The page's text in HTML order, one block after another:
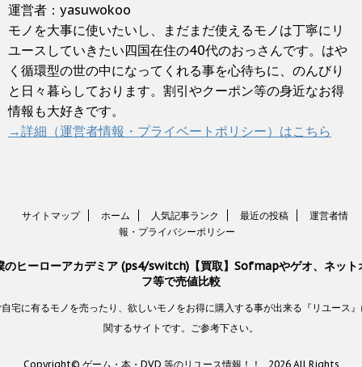
運営者：yasuwokoo
モノを大事に使いたいし、まだまだ使えるモノは丁寧にリ
ユースしていきたい四国在住の40代のおっさんです。はや
く循環型の世の中になってくれる事を心待ちに、のんびり
と日々暮らしております。割引やクーポン等の身近なお得
情報も大好きです。
→詳細（運営者情報・プライベートポリシー）はこちら
サイトマップ ホーム 人気記事ランク 最近の投稿
運営者情
報・プライバシーポリシー
のヒーローアカデミア (ps4/switch)【買取】Sofmapやゲオ、ネット
フ等で売値比較
宅に有るモノを売ったり、欲しいモノをお得に購入する事が出来る『リユース
関するサイトです。ご参考下さい。
Copyright© ゲーム・本・DVD 等のリユース情報！！ , 2026 All Rights